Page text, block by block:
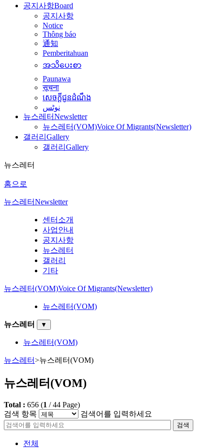
공지사항Board
공지사항
Notice
Thông báo
通知
Pemberitahuan
အသိပေးစာ
Paunawa
सूचना
សេចក្តីជូនដំណឹង
نوٹس
뉴스레터Newsletter
뉴스레터(VOM)Voice Of Migrants(Newsletter)
갤러리 Gallery
갤러리 Gallery
뉴스레터
홈으로
뉴스레터Newsletter
센터소개
사업안내
공지사항
뉴스레터
갤러리
기타
뉴스레터(VOM)Voice Of Migrants(Newsletter)
뉴스레터(VOM)
뉴스레터 ▼
뉴스레터(VOM)
뉴스레터>뉴스레터(VOM)
뉴스레터(VOM)
Total : 656 (1 /44 Page)
검색 항목
검색어를 입력하세요
검색
전체